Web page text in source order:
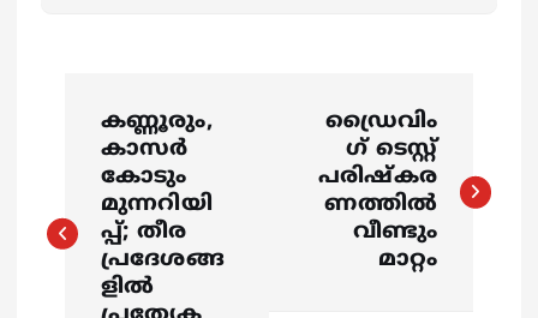
s
കണ്ണൂരും,
കാസർ
കോടും
മുന്നറിയി
പ്പ്; തീര
പ്രദേശങ്ങ
ളിൽ
ഡ്രൈവിം
ഗ് ടെസ്റ്റ്
പരിഷ്കര
ണത്തിൽ
വീണ്ടും
മാറ്റം